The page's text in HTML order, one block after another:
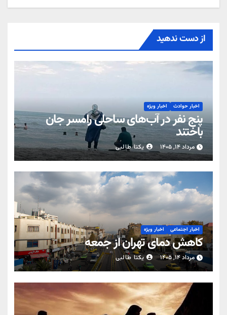
از دست ندهید
اخبار حوادث اخبار ویژه
پنج نفر در آب‌های ساحلی رامسر جان
باختند
مرداد ۱۴, ۱۴۰۵ یکتا طالبی
اخبار اجتماعی اخبار ویژه
کاهش دمای تهران از جمعه
مرداد ۱۴, ۱۴۰۵ یکتا طالبی